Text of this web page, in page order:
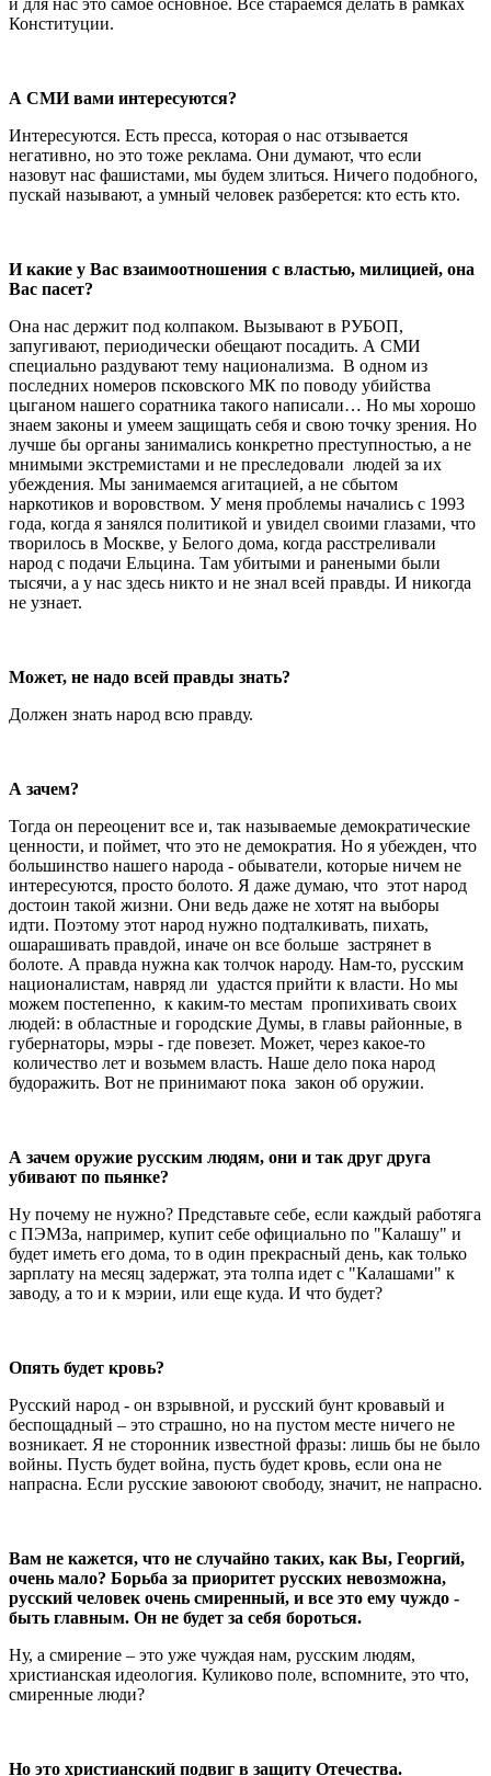
и для нас это самое основное. Все стараемся делать в рамках
Конституции.
А СМИ вами интересуются?
Интересуются. Есть пресса, которая о нас отзывается
негативно, но это тоже реклама. Они думают, что если
назовут нас фашистами, мы будем злиться. Ничего подобного,
пускай называют, а умный человек разберется: кто есть кто.
И какие у Вас взаимоотношения с властью, милицией, она
Вас пасет?
Она нас держит под колпаком. Вызывают в РУБОП,
запугивают, периодически обещают посадить. А СМИ
специально раздувают тему национализма. В одном из
последних номеров псковского МК по поводу убийства
цыганом нашего соратника такого написали… Но мы хорошо
знаем законы и умеем защищать себя и свою точку зрения. Но
лучше бы органы занимались конкретно преступностью, а не
мнимыми экстремистами и не преследовали людей за их
убеждения. Мы занимаемся агитацией, а не сбытом
наркотиков и воровством. У меня проблемы начались с 1993
года, когда я занялся политикой и увидел своими глазами, что
творилось в Москве, у Белого дома, когда расстреливали
народ с подачи Ельцина. Там убитыми и ранеными были
тысячи, а у нас здесь никто и не знал всей правды. И никогда
не узнает.
Может, не надо всей правды знать?
Должен знать народ всю правду.
А зачем?
Тогда он переоценит все и, так называемые демократические
ценности, и поймет, что это не демократия. Но я убежден, что
большинство нашего народа - обыватели, которые ничем не
интересуются, просто болото. Я даже думаю, что этот народ
достоин такой жизни. Они ведь даже не хотят на выборы
идти. Поэтому этот народ нужно подталкивать, пихать,
ошарашивать правдой, иначе он все больше застрянет в
болоте. А правда нужна как толчок народу. Нам-то, русским
националистам, навряд ли удастся прийти к власти. Но мы
можем постепенно, к каким-то местам пропихивать своих
людей: в областные и городские Думы, в главы районные, в
губернаторы, мэры - где повезет. Может, через какое-то
количество лет и возьмем власть. Наше дело пока народ
будоражить. Вот не принимают пока закон об оружии.
А зачем оружие русским людям, они и так друг друга
убивают по пьянке?
Ну почему не нужно? Представьте себе, если каждый работяга
с ПЭМЗа, например, купит себе официально по "Калашу" и
будет иметь его дома, то в один прекрасный день, как только
зарплату на месяц задержат, эта толпа идет с "Калашами" к
заводу, а то и к мэрии, или еще куда. И что будет?
Опять будет кровь?
Русский народ - он взрывной, и русский бунт кровавый и
беспощадный – это страшно, но на пустом месте ничего не
возникает. Я не сторонник известной фразы: лишь бы не было
войны. Пусть будет война, пусть будет кровь, если она не
напрасна. Если русские завоюют свободу, значит, не напрасно.
Вам не кажется, что не случайно таких, как Вы, Георгий,
очень мало? Борьба за приоритет русских невозможна,
русский человек очень смиренный, и все это ему чуждо -
быть главным. Он не будет за себя бороться.
Ну, а смирение – это уже чуждая нам, русским людям,
христианская идеология. Куликово поле, вспомните, это что,
смиренные люди?
Но это христианский подвиг в защиту Отечества.